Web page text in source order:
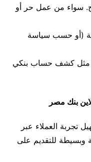
سواء من عمل حر أو
عمر المتقدم بين 21 و 60 سنة (أو حسب سياسة
مثل كشف حساب بنكي
بنك مصر
تجربة العملاء عبر
وبسيطة للتقديم على